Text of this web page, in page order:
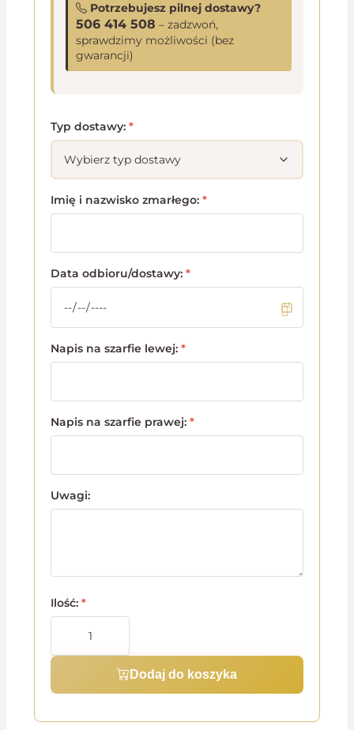
Potrzebujesz pilnej dostawy?
506 414 508 – zadzwoń,
sprawdzimy możliwości (bez
gwarancji)
Typ dostawy: *
Imię i nazwisko zmarłego: *
Data odbioru/dostawy: *
Napis na szarfie lewej: *
Napis na szarfie prawej: *
Uwagi:
Ilość: *
Dodaj do koszyka